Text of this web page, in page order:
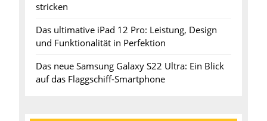
stricken
Das ultimative iPad 12 Pro: Leistung, Design
und Funktionalität in Perfektion
Das neue Samsung Galaxy S22 Ultra: Ein Blick
auf das Flaggschiff-Smartphone